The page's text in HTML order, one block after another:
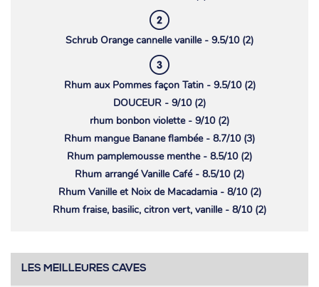
Schrub Orange cannelle vanille - 9.5/10 (2)
Rhum aux Pommes façon Tatin - 9.5/10 (2)
DOUCEUR - 9/10 (2)
rhum bonbon violette - 9/10 (2)
Rhum mangue Banane flambée - 8.7/10 (3)
Rhum pamplemousse menthe - 8.5/10 (2)
Rhum arrangé Vanille Café - 8.5/10 (2)
Rhum Vanille et Noix de Macadamia - 8/10 (2)
Rhum fraise, basilic, citron vert, vanille - 8/10 (2)
LES MEILLEURES CAVES